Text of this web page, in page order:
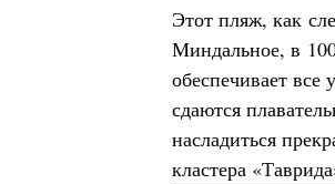
Этот пляж, как
Миндальное, в
обеспечивает все
сдаются
насладиться
кластера